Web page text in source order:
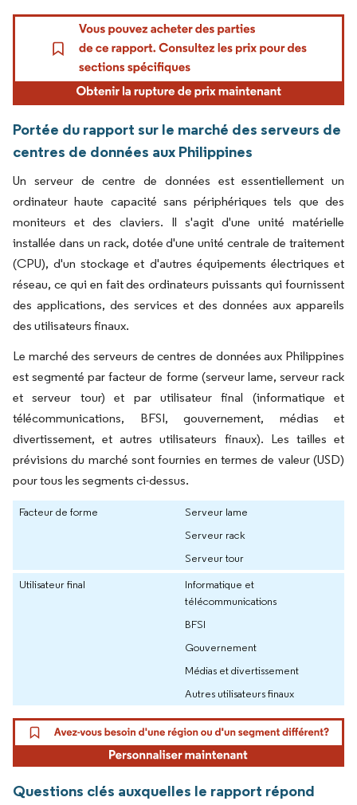
Portée du rapport sur le marché des serveurs de
centres de données aux Philippines
Un serveur de centre de données est essentiellement un
ordinateur haute capacité sans périphériques tels que des
moniteurs et des claviers. Il s'agit d'une unité matérielle
installée dans un rack, dotée d'une unité centrale de traitement
(CPU), d'un stockage et d'autres équipements électriques et
réseau, ce qui en fait des ordinateurs puissants qui fournissent
des applications, des services et des données aux appareils
des utilisateurs finaux.
Le marché des serveurs de centres de données aux Philippines
est segmenté par facteur de forme (serveur lame, serveur rack
et serveur tour) et par utilisateur final (informatique et
télécommunications, BFSI, gouvernement, médias et
divertissement, et autres utilisateurs finaux). Les tailles et
prévisions du marché sont fournies en termes de valeur (USD)
pour tous les segments ci-dessus.
Facteur de forme
Serveur lame
Serveur rack
Serveur tour
Utilisateur final
Informatique et
télécommunications
BFSI
Gouvernement
Médias et divertissement
Autres utilisateurs finaux
Questions clés auxquelles le rapport répond